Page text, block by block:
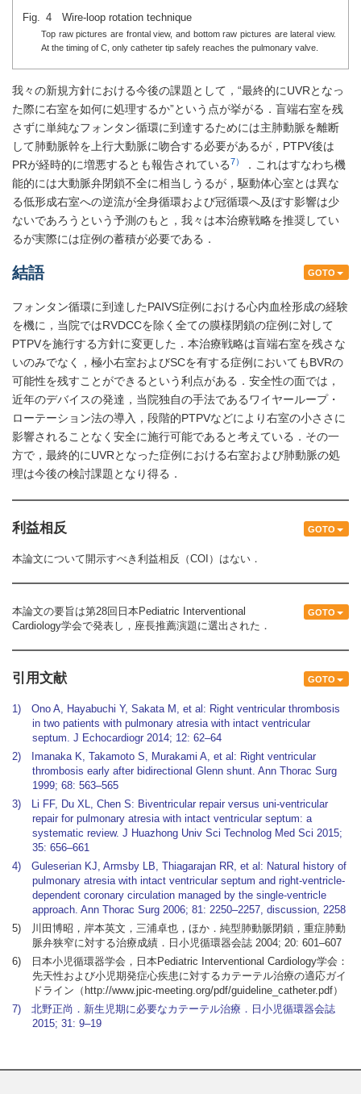
Fig. 4 Wire-loop rotation technique
Top raw pictures are frontal view, and bottom raw pictures are lateral view.
At the timing of C, only catheter tip safely reaches the pulmonary valve.
我々の新規方針における今後の課題として，“最終的にUVRとなっ
た際に右室を如何に処理するか”という点が挙がる．盲端右室を残
さずに単純なフォンタン循環に到達するためには主肺動脈を離断
して肺動脈幹を上行大動脈に吻合する必要があるが，PTPV後は
PRが経時的に増悪するとも報告されている7）
．これはすなわち機
能的には大動脈弁閉鎖不全に相当しうるが，駆動体心室とは異な
る低形成右室への逆流が全身循環および冠循環へ及ぼす影響は少
ないであろうという予測のもと，我々は本治療戦略を推奨してい
るが実際には症例の蓄積が必要である．
GOTO
結語
フォンタン循環に到達したPAIVS症例における心内血栓形成の経験
を機に，当院ではRVDCCを除く全ての膜様閉鎖の症例に対して
PTPVを施行する方針に変更した．本治療戦略は盲端右室を残さな
いのみでなく，極小右室およびSCを有する症例においてもBVRの
可能性を残すことができるという利点がある．安全性の面では，
近年のデバイスの発達，当院独自の手法であるワイヤーループ・
ローテーション法の導入，段階的PTPVなどにより右室の小ささに
影響されることなく安全に施行可能であると考えている．その一
方で，最終的にUVRとなった症例における右室および肺動脈の処
理は今後の検討課題となり得る．
GOTO
利益相反
本論文について開示すべき利益相反（COI）はない．
GOTO
本論文の要旨は第28回日本Pediatric Interventional
Cardiology学会で発表し，座長推薦演題に選出された．
GOTO
引用文献
1) Ono A, Hayabuchi Y, Sakata M, et al: Right ventricular thrombosis
in two patients with pulmonary atresia with intact ventricular
septum. J Echocardiogr 2014; 12: 62–64
2) Imanaka K, Takamoto S, Murakami A, et al: Right ventricular
thrombosis early after bidirectional Glenn shunt. Ann Thorac Surg
1999; 68: 563–565
3) Li FF, Du XL, Chen S: Biventricular repair versus uni-ventricular
repair for pulmonary atresia with intact ventricular septum: a
systematic review. J Huazhong Univ Sci Technolog Med Sci 2015;
35: 656–661
4) Guleserian KJ, Armsby LB, Thiagarajan RR, et al: Natural history of
pulmonary atresia with intact ventricular septum and right-ventricle-
dependent coronary circulation managed by the single-ventricle
approach. Ann Thorac Surg 2006; 81: 2250–2257, discussion, 2258
5) 川田博昭，岸本英文，三浦卓也，ほか．純型肺動脈閉鎖，重症肺動
脈弁狭窄に対する治療成績．日小児循環器会誌 2004; 20: 601–607
6) 日本小児循環器学会，日本Pediatric Interventional Cardiology学会：
先天性および小児期発症心疾患に対するカテーテル治療の適応ガイ
ドライン（http://www.jpic-meeting.org/pdf/guideline_catheter.pdf）
7) 北野正尚．新生児期に必要なカテーテル治療．日小児循環器会誌
2015; 31: 9–19